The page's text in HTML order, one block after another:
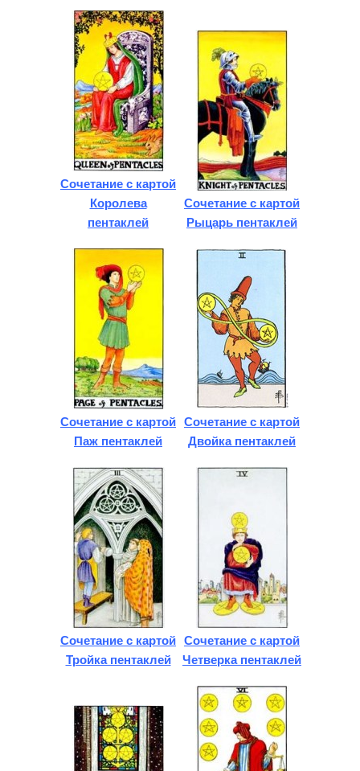
Сочетание с картой
Королева
пентаклей
Сочетание с картой
Рыцарь пентаклей
Сочетание с картой
Паж пентаклей
Сочетание с картой
Двойка пентаклей
Сочетание с картой
Тройка пентаклей
Сочетание с картой
Четверка пентаклей